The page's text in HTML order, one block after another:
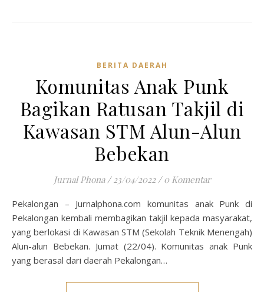
BERITA DAERAH
Komunitas Anak Punk
Bagikan Ratusan Takjil di
Kawasan STM Alun-Alun
Bebekan
Jurnal Phona / 23/04/2022 / 0 Komentar
Pekalongan – Jurnalphona.com komunitas anak Punk di
Pekalongan kembali membagikan takjil kepada masyarakat,
yang berlokasi di Kawasan STM (Sekolah Teknik Menengah)
Alun-alun Bebekan. Jumat (22/04). Komunitas anak Punk
yang berasal dari daerah Pekalongan…